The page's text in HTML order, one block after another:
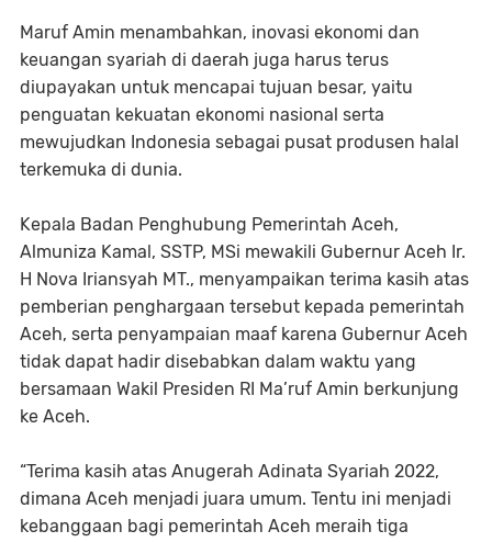
Maruf Amin menambahkan, inovasi ekonomi dan
keuangan syariah di daerah juga harus terus
diupayakan untuk mencapai tujuan besar, yaitu
penguatan kekuatan ekonomi nasional serta
mewujudkan Indonesia sebagai pusat produsen halal
terkemuka di dunia.
Kepala Badan Penghubung Pemerintah Aceh,
Almuniza Kamal, SSTP, MSi mewakili Gubernur Aceh Ir.
H Nova Iriansyah MT., menyampaikan terima kasih atas
pemberian penghargaan tersebut kepada pemerintah
Aceh, serta penyampaian maaf karena Gubernur Aceh
tidak dapat hadir disebabkan dalam waktu yang
bersamaan Wakil Presiden RI Ma’ruf Amin berkunjung
ke Aceh.
“Terima kasih atas Anugerah Adinata Syariah 2022,
dimana Aceh menjadi juara umum. Tentu ini menjadi
kebanggaan bagi pemerintah Aceh meraih tiga